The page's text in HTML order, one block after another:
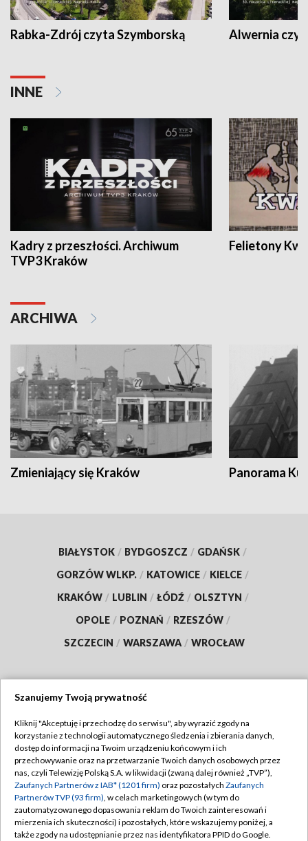
Rabka-Zdrój czyta Szymborską Alwernia
INNE
Kadry z przeszłości. Archiwum
TVP3 Kraków
Felietony
ARCHIWA
Zmieniający się Kraków Panorama
BIAŁYSTOK / BYDGOSZCZ / GDAŃSK /
GORZÓW WLKP. / KATOWICE / KIELCE /
KRAKÓW / LUBLIN / ŁÓDŹ / OLSZTYN /
OPOLE / POZNAŃ / RZESZÓW /
SZCZECIN / WARSZAWA / WROCŁAW
TVP
Abonament TVP
Emisja w TVP
Centrum informacji TVP
Naziemna Telewizja Cyfrowa
Regulamin TVP
Polityka prywatności
Moje zgody
Pomoc
Szanujemy Twoją prywatność
Kliknij "Akceptuję i przechodzę do serwisu", aby wyrazić zgody na
korzystanie z technologii automatycznego śledzenia i zbierania danych,
dostęp do informacji na Twoim urządzeniu końcowym i ich
przechowywanie oraz na przetwarzanie Twoich danych osobowych przez
nas, czyli Telewizję Polską S.A. w likwidacji (zwaną dalej również „TVP”),
Zaufanych Partnerów z IAB* (1201 firm) oraz pozostałych Zaufanych
Partnerów TVP (93 firm), w celach marketingowych (w tym do
zautomatyzowanego dopasowania reklam do Twoich zainteresowań i
mierzenia ich skuteczności) i pozostałych, które wskazujemy poniżej, a
także zgody na udostępnianie przez nas identyfikatora PPID do Google.